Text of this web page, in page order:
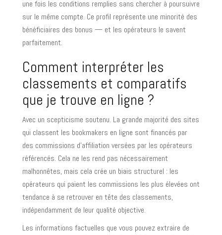
une fois les conditions remplies sans chercher à poursuivre
sur le même compte. Ce profil représente une minorité des
bénéficiaires des bonus — et les opérateurs le savent
parfaitement.
Comment interpréter les
classements et comparatifs
que je trouve en ligne ?
Avec un scepticisme soutenu. La grande majorité des sites
qui classent les bookmakers en ligne sont financés par
des commissions d’affiliation versées par les opérateurs
référencés. Cela ne les rend pas nécessairement
malhonnêtes, mais cela crée un biais structurel : les
opérateurs qui paient les commissions les plus élevées ont
tendance à se retrouver en tête des classements,
indépendamment de leur qualité objective.
Les informations factuelles que vous pouvez extraire de